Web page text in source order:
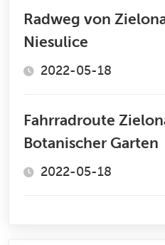
Radweg von
Niesulice
2022-05-18
Fahrradroute
Botanischer Garten
2022-05-18